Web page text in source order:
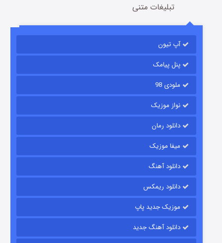
مردگان متحرک: شهر مرده ۳
قسمت
تبلیغات متنی
آپ تیون
پنل پیامک
ملودی 98
نواز موزیک
دانلود رمان
میفا موزیک
دانلود آهنگ
دانلود ریمکس
موزیک جدید پاپ
دانلود آهنگ جدید